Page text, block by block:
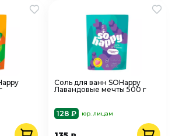
Соль для ванн SOHappy
Лавандовые мечты 500 г
128 ₽ юр. лицам